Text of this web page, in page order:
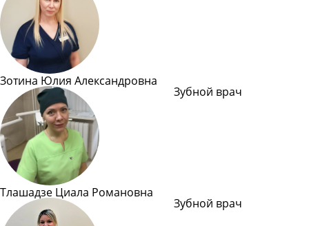
Зотина Юлия Александровна
Зубной врач
Тлашадзе Циала Романовна
Зубной врач